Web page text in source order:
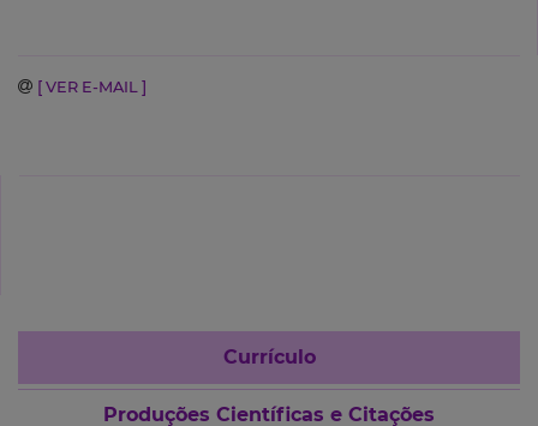
[ VER E-MAIL ]
Currículo
Produções Científicas e Citações